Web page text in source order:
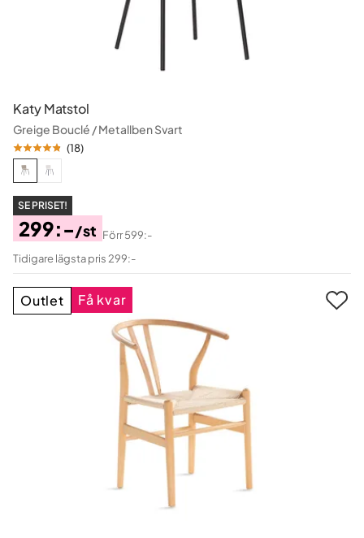
Katy Matstol
Greige Bouclé / Metallben Svart
(18)
SE PRISET!
Pris
299:-/st
Original
Pris
Förr599:-
Tidigare lägsta pris 299:-
Outlet Få kvar